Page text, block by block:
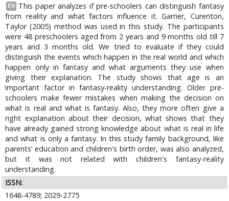
EN
This paper analyzes if pre-schoolers can distinguish fantasy
from reality and what factors influence it. Garner, Curenton,
Taylor (2005) method was used in this study. The participants
were 48 preschoolers aged from 2 years and 9 months old till 7
years and 3 months old. We tried to evaluate if they could
distinguish the events which happen in the real world and which
happen only in fantasy and what arguments they use when
giving their explanation. The study shows that age is an
important factor in fantasy-reality understanding. Older pre-
schoolers make fewer mistakes when making the decision on
what is real and what is fantasy. Also, they more often give a
right explanation about their decision, what shows that they
have already gained strong knowledge about what is real in life
and what is only a fantasy. In this study family background, like
parents’ education and children's birth order, was also analyzed,
but it was not related with children's fantasy-reality
understanding.
ISSN:
1648-4789; 2029-2775